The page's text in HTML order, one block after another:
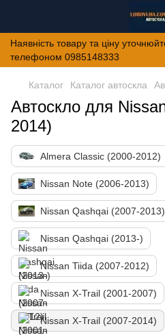
Наявність товару та ціну
телефоном 0985148333
Каталог Каталог автоскла
Автоскло для
2014)
Almera Classic (2000-2012)
Nissan Note (2006-2013)
Nissan Qashqai (2007-2013)
Nissan Qashqai (2013-)
Nissan Tiida (2007-2012)
Nissan X-Trail (2001-2007)
Nissan X-Trail (2007-2014)